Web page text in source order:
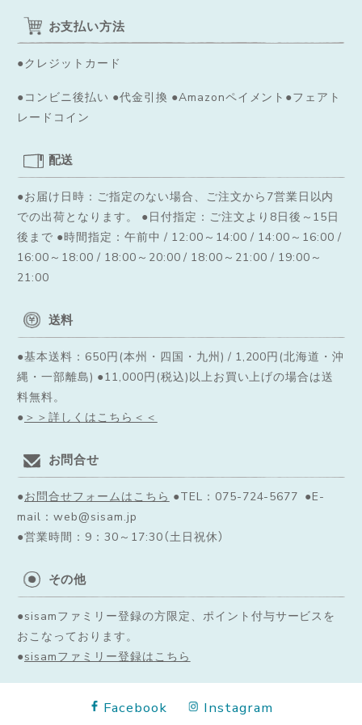
お支払い方法
●クレジットカード
●コンビニ後払い ●代金引換 ●Amazonペイメント●フェアト
レードコイン
配送
●お届け日時：ご指定のない場合、ご注文から7営業日以内
での出荷となります。
●日付指定：ご注文より8日後～15日
後まで ●時間指定：午前中 / 12:00～14:00 / 14:00～16:00 /
16:00～18:00 / 18:00～20:00 / 18:00～21:00 / 19:00～
21:00
送料
●基本送料：650円(本州・四国・九州) / 1,200円(北海道・沖
縄・一部離島) ●11,000円(税込)以上お買い上げの場合は送
料無料。
● ＞＞詳しくはこちら＜＜
お問合せ
●お問合せフォームはこちら ●TEL：075-724-5677 ●E-
mail：web@sisam.jp
●営業時間：9：30～17:30（土日祝休）
その他
●sisamファミリー登録の方限定、ポイント付与サービスを
おこなっております。
●sisamファミリー登録はこちら
Facebook Instagram